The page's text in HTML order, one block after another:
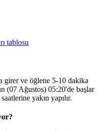
tablosu
girer ve öğlene 5-10 dakika
(07 Ağustos) 05:20'de başlar
yakın yapılır.